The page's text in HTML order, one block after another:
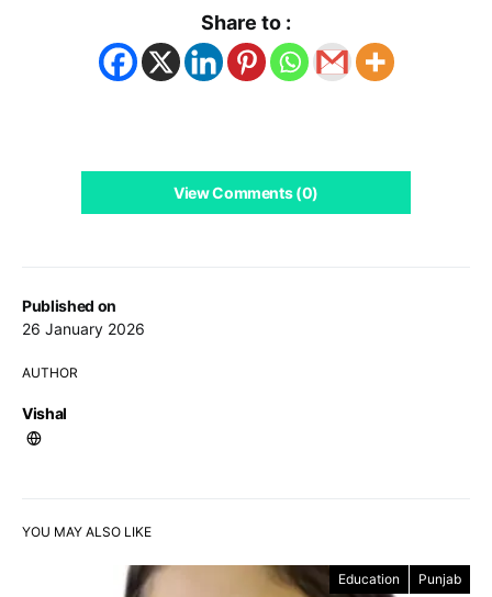
Published on
26 January 2026
AUTHOR
Vishal
Share to :
View Comments (0)
YOU MAY ALSO LIKE
Education Punjab